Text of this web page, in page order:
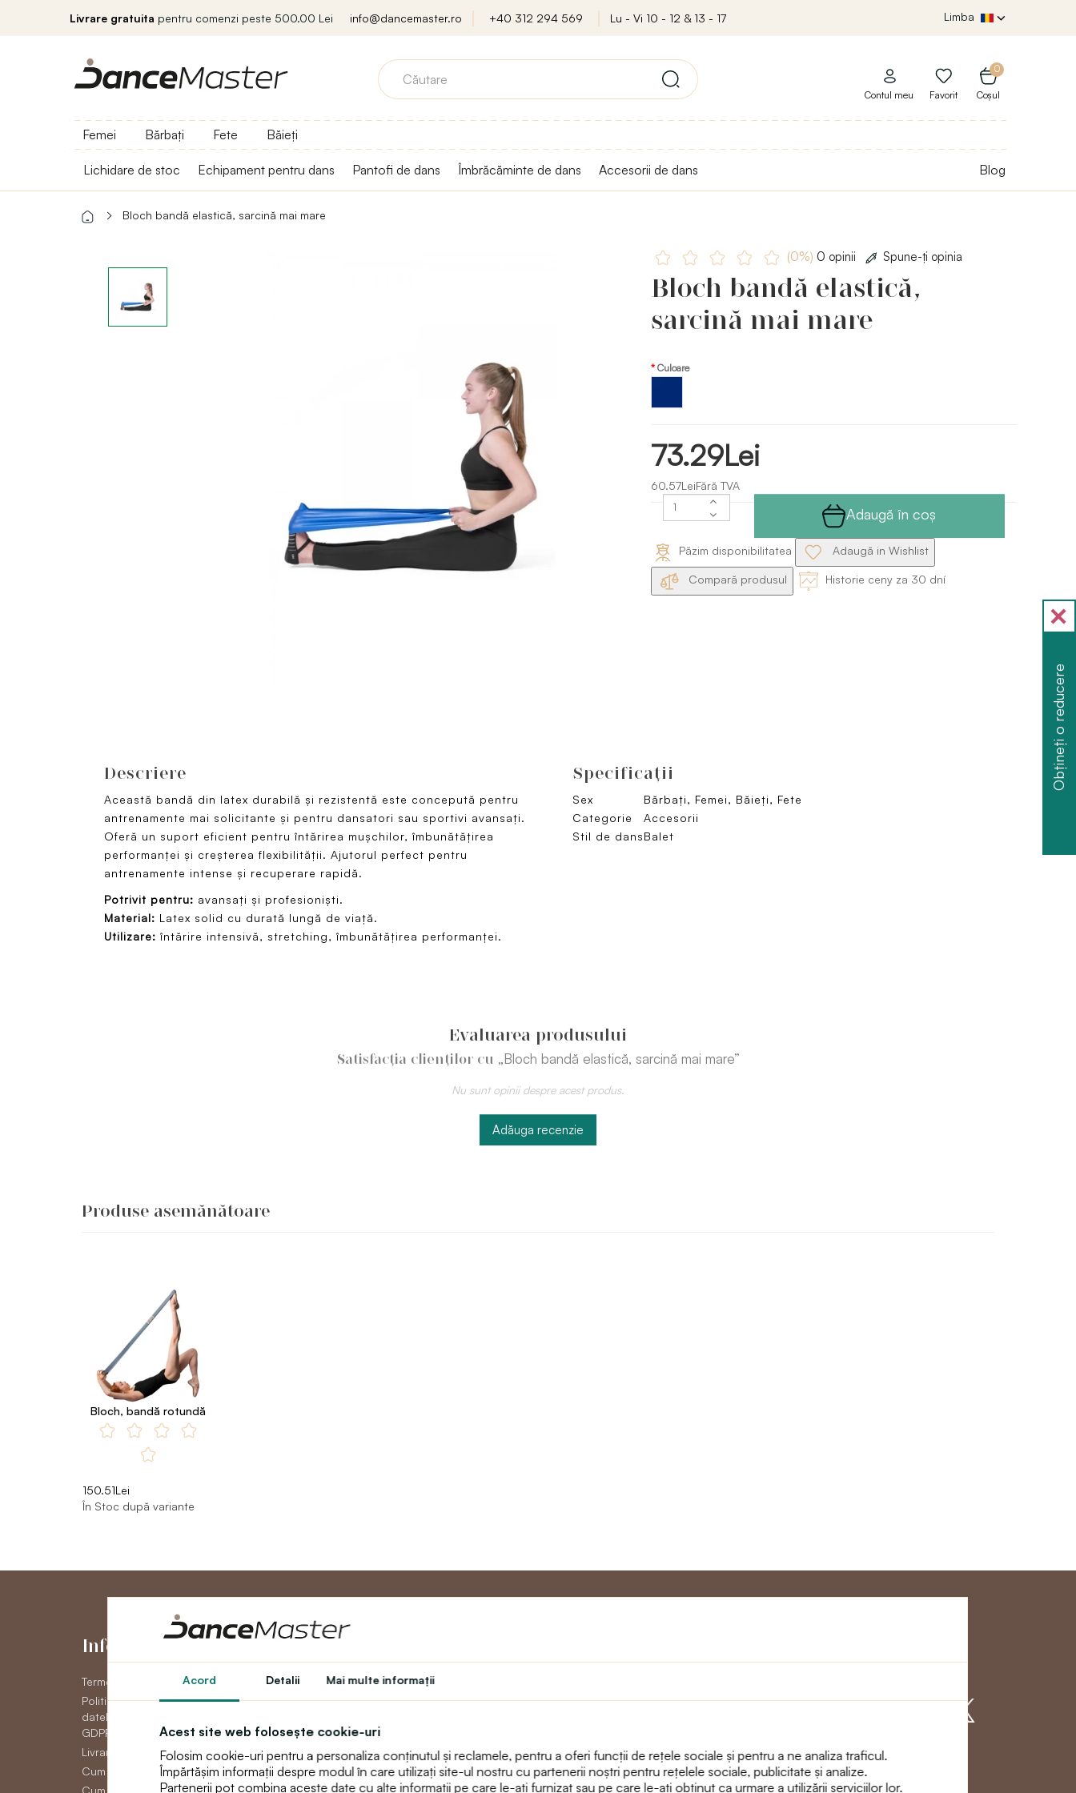
Acord Detalii Mai multe informaţii
Acest site web folosește cookie-uri
Folosim cookie-uri pentru a personaliza conținutul și reclamele, pentru a oferi funcții de rețele sociale și pentru a ne analiza traficul.
Împărtășim informații despre modul în care utilizați site-ul nostru cu partenerii noștri pentru rețelele sociale, publicitate și analize.
Partenerii pot combina aceste date cu alte informații pe care le-ați furnizat sau pe care le-ați obținut ca urmare a utilizării serviciilor lor.
Livrare gratuita pentru comenzi peste 500.00 Lei info@dancemaster.ro +40 312 294 569 Lu - Vi 10 - 12 & 13 - 17 Limba
0
Coșul
Contul meu Favorit
Femei Bărbați Fete Băieți
Lichidare de stoc Echipament pentru dans Pantofi de dans Îmbrăcăminte de dans Accesorii de dans Blog
Bloch bandă elastică, sarcină mai mare
(0%) 0 opinii Spune-ţi opinia
Bloch bandă elastică,
sarcină mai mare
Culoare
73.29Lei
60.57LeiFără TVA
Adaugă în coş
Păzim disponibilitatea Adaugă in Wishlist
Compară produsul Historie ceny za 30 dní
Descriere
Această bandă din latex durabilă și rezistentă este concepută pentru
antrenamente mai solicitante și pentru dansatori sau sportivi avansați.
Oferă un suport eficient pentru întărirea mușchilor, îmbunătățirea
performanței și creșterea flexibilității. Ajutorul perfect pentru
antrenamente intense și recuperare rapidă.
Potrivit pentru: avansați și profesioniști.
Material: Latex solid cu durată lungă de viață.
Utilizare: întărire intensivă, stretching, îmbunătățirea performanței.
Specificaţii
Sex
Bărbați, Femei, Băieți, Fete
Categorie
Accesorii
Stil de dansBalet
Evaluarea produsului
Satisfacția clienților cu „Bloch bandă elastică, sarcină mai mare”
Nu sunt opinii despre acest produs.
Adăuga recenzie
Produse asemănătoare
Bloch, bandă rotundă
150.51Lei
În Stoc după variante
Informaţii
Termeni și condiții generale
Politica de confidențial a
datelor cu caracter personal
GDPR
Livrare
Cum să plătească
Cum să faci un retur
Contul meu
Istoric comenzi
Master
Program de fidelitate
Teatru
text_faq
noi
Obțineți o reducere